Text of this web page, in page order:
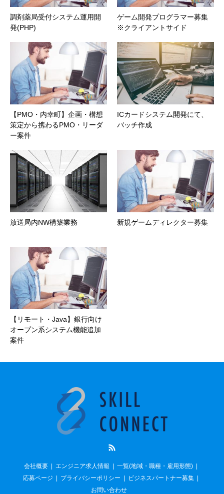
調剤薬局受付システム運用開
発(PHP)
ゲーム開発プログラマー募集
※クライアントサイド
【PMO・内幸町】企画・構想
策定から携わるPMO・リーダ
ー案件
ICカードシステム開発にて、
バッチ作成
放送局内NW構築業務 新規ゲームディレクター募集
【リモート・Java】銀行向け
オープン系システム機能追加
案件
会社概要 エンジニア求人情報
一覧(地域・職種・雇用形態)
応募ページ
プライバシーポリシー
ビジネスパートナー募集
お問い合わせ